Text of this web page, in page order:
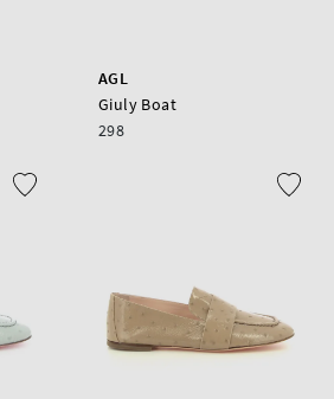
AGL
Giuly Boat
298